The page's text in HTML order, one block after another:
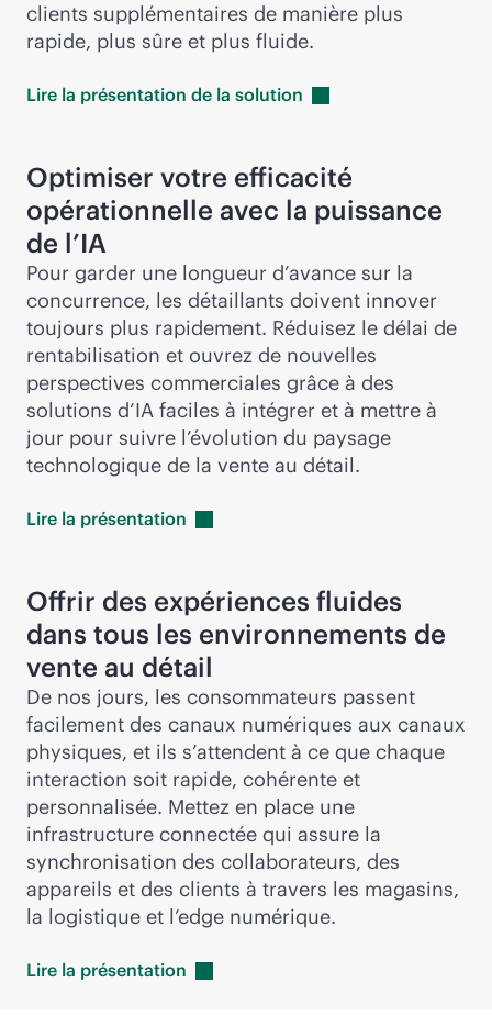
clients supplémentaires de manière plus
rapide, plus sûre et plus fluide.
Lire la présentation de la solution
Optimiser votre efficacité
opérationnelle avec la puissance
de l’IA
Pour garder une longueur d’avance sur la
concurrence, les détaillants doivent innover
toujours plus rapidement. Réduisez le délai de
rentabilisation et ouvrez de nouvelles
perspectives commerciales grâce à des
solutions d’IA faciles à intégrer et à mettre à
jour pour suivre l’évolution du paysage
technologique de la vente au détail.
Lire la présentation
Offrir des expériences fluides
dans tous les environnements de
vente au détail
De nos jours, les consommateurs passent
facilement des canaux numériques aux canaux
physiques, et ils s’attendent à ce que chaque
interaction soit rapide, cohérente et
personnalisée. Mettez en place une
infrastructure connectée qui assure la
synchronisation des collaborateurs, des
appareils et des clients à travers les magasins,
la logistique et l’edge numérique.
Lire la présentation